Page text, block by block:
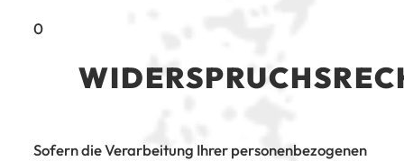
0
Sofern die Verarbeitung Ihrer personenbezogenen